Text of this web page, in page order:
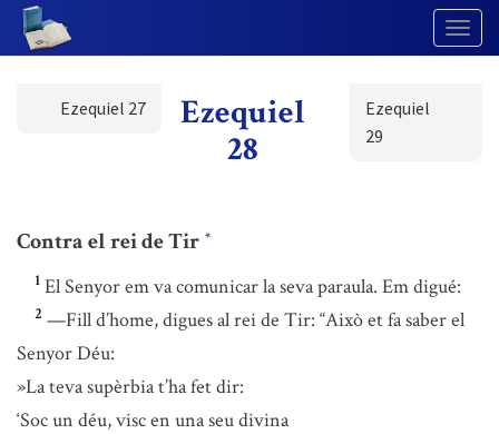
Ezequiel 27
Ezequiel
28
Ezequiel
29
Contra el rei de Tir *
1 El Senyor em va comunicar la seva paraula. Em digué:
2 —Fill d’home, digues al rei de Tir: “Això et fa saber el
Senyor Déu:
»La teva supèrbia t’ha fet dir:
‘Soc un déu, visc en una seu divina